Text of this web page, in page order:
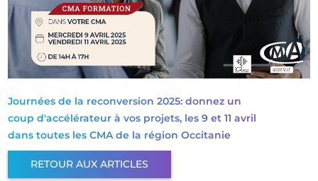
Journées de la reconversion 2025: donnez un
coup d'accélérateur à vos projets, les 9 et 11 avril
dans toutes les CMA de la région Occitanie
RETOUR AUX ARTICLES